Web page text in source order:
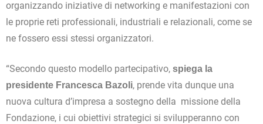
organizzando iniziative di networking e manifestazioni con
le proprie reti professionali, industriali e relazionali, come se
ne fossero essi stessi organizzatori.
“Secondo questo modello partecipativo, spiega la
presidente Francesca Bazoli, prende vita dunque una
nuova cultura d’impresa a sostegno della missione della
Fondazione, i cui obiettivi strategici si svilupperanno con